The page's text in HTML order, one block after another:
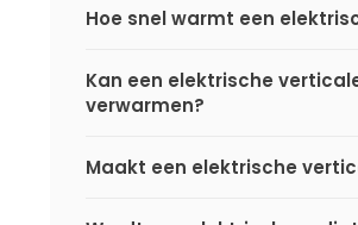
Hoe snel warmt een
Kan een elektrische
verwarmen?
Maakt een elektrische